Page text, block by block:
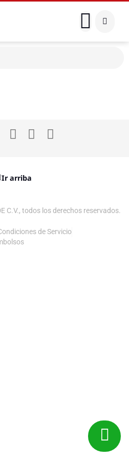
Ir arriba
C.V., todos los derechos reservados.
de Servicio